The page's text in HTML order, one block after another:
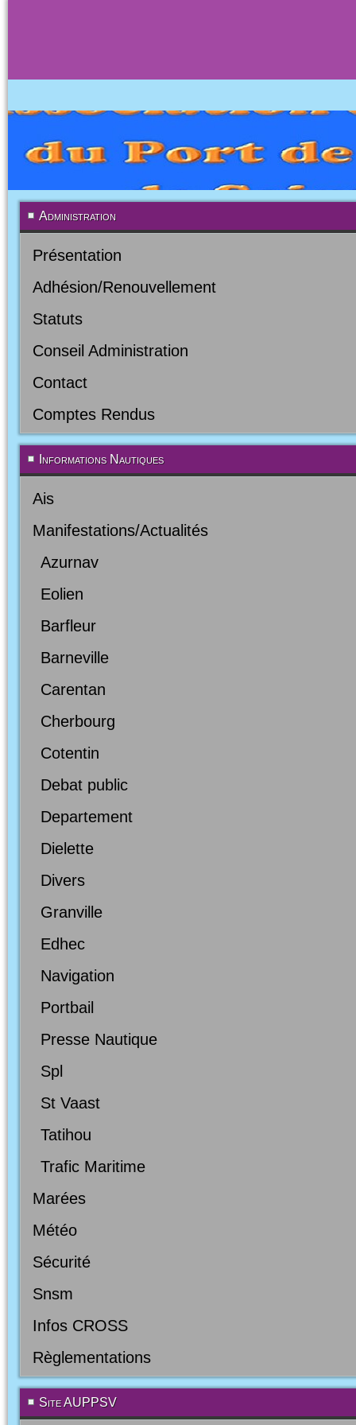
Administration
Présentation
Adhésion/Renouvellement
Statuts
Conseil Administration
Contact
Comptes Rendus
Informations Nautiques
Ais
Manifestations/Actualités
Azurnav
Eolien
Barfleur
Barneville
Carentan
Cherbourg
Cotentin
Debat public
Departement
Dielette
Divers
Granville
Edhec
Navigation
Portbail
Presse Nautique
Spl
St Vaast
Tatihou
Trafic Maritime
Marées
Météo
Sécurité
Snsm
Infos CROSS
Règlementations
Site AUPPSV